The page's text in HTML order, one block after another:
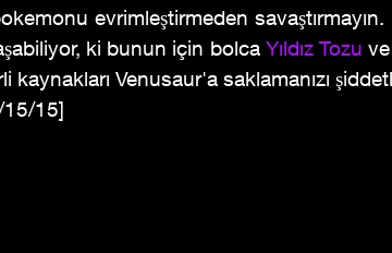
evrimleştirmeden savaştırmayın.
ki bunun için bolca Yıldız Tozu ve
kaynakları Venusaur'a saklamanızı
15/15]